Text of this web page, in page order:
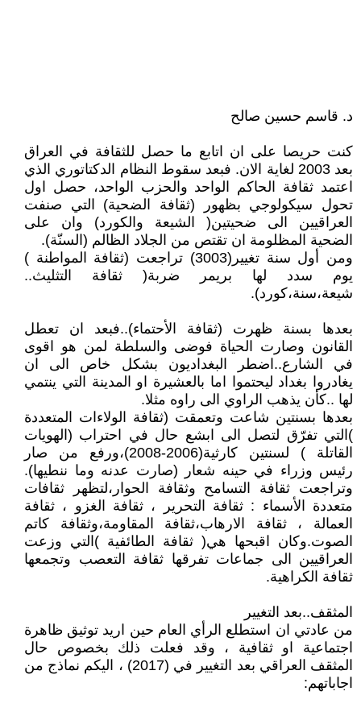
د. قاسم حسين صالح
كنت حريصا على ان اتابع ما حصل للثقافة في العراق
بعد 2003 لغاية الان. فبعد سقوط النظام الدكتاتوري الذي
اعتمد ثقافة الحاكم الواحد والحزب الواحد، حصل اول
تحول سيكولوجي بظهور (ثقافة الضحية) التي صنفت
العراقيين الى ضحيتين( الشيعة والكورد) وان على
الضحية المظلومة ان تقتص من الجلاد الظالم (السنّة).
ومن أول سنة تغيير(3003) تراجعت (ثقافة المواطنة )
يوم سدد لها بريمر ضربة( ثقافة التثليث..
شيعة،سنة،كورد).
بعدها بسنة ظهرت (ثقافة الأحتماء)..فبعد ان تعطل
القانون وصارت الحياة فوضى والسلطة لمن هو اقوى
في الشارع..اضطر البغداديون بشكل خاص الى ان
يغادروا بغداد ليحتموا اما بالعشيرة او المدينة التي ينتمي
لها ..كأن يذهب الراوي الى راوه مثلا.
بعدها بسنتين شاعت وتعمقت (ثقافة الولاءات المتعددة
)التي تفرّق لتصل الى ابشع حال في احتراب (الهويات
القاتلة ) لسنتين كارثية(2006-2008)،ورفع من صار
رئيس وزراء في حينه شعار (صارت عدنه وما ننطيها).
وتراجعت ثقافة التسامح وثقافة الحوار،لتظهر ثقافات
متعددة الأسماء : ثقافة التحرير ، ثقافة الغزو ، ثقافة
العمالة ، ثقافة الارهاب،ثقافة المقاومة،وثقافة كاتم
الصوت.وكان اقبحها هي( ثقافة الطائفية )التي وزعت
العراقيين الى جماعات تفرقها ثقافة التعصب وتجمعها
ثقافة الكراهية.
المثقف..بعد التغيير
من عادتي ان استطلع الرأي العام حين اريد توثيق ظاهرة
اجتماعية او ثقافية ، وقد فعلت ذلك بخصوص حال
المثقف العراقي بعد التغيير في (2017) ، اليكم نماذج من
اجاباتهم: